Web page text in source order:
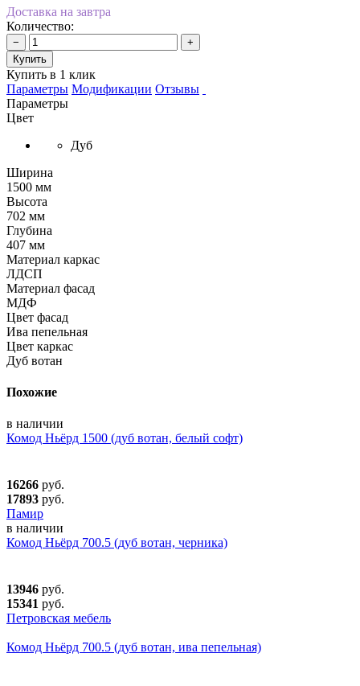
Доставка на завтра
Количество:
−
+
Купить
Купить в 1 клик
Параметры Модификации Отзывы
Параметры
Цвет
Дуб
Ширина
1500 мм
Высота
702 мм
Глубина
407 мм
Материал каркас
ЛДСП
Материал фасад
МДФ
Цвет фасад
Ива пепельная
Цвет каркас
Дуб вотан
Похожие
в наличии
Комод Ньёрд 1500 (дуб вотан, белый софт)
16266 руб.
17893 руб.
Памир
в наличии
Комод Ньёрд 700.5 (дуб вотан, черника)
13946 руб.
15341 руб.
Петровская мебель
Комод Ньёрд 700.5 (дуб вотан, ива пепельная)